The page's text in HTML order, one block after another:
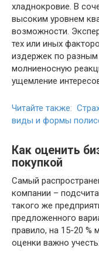
хладнокровие. В
высоким уровнем
возможности.
тех или иных
издержек по
молниеносную
ущемление
Читайте также:
виды и формы
Как оценить
покупкой
Самый
компании –
такого же
предложенного
правило, на 15-20
оценки важно учесть: